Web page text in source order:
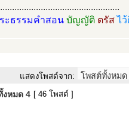
ะธรรมคำสอน บัญญัติ ตรัสไ
แสดงโพสต์จาก:
งหมด 4 [ 46 โพสต์ ]